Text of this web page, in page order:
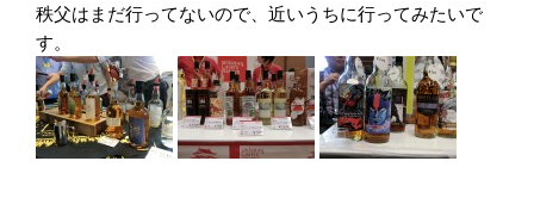
秩父はまだ行ってないので、近いうちに行ってみたいで
す。